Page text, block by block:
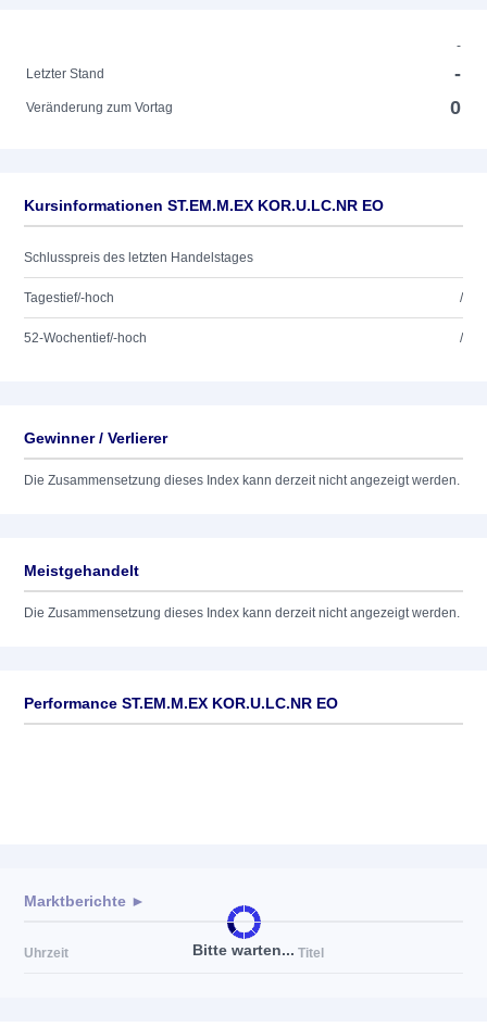
-
Letzter Stand
-
Veränderung zum Vortag 0
Kursinformationen ST.EM.M.EX KOR.U.LC.NR EO
Schlusspreis des letzten Handelstages
Tagestief/-hoch /
52-Wochentief/-hoch /
Gewinner / Verlierer
Die Zusammensetzung dieses Index kann derzeit nicht angezeigt werden.
Meistgehandelt
Die Zusammensetzung dieses Index kann derzeit nicht angezeigt werden.
Performance ST.EM.M.EX KOR.U.LC.NR EO
Bitte warten...
Marktberichte ►
Uhrzeit Titel